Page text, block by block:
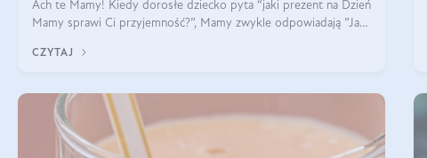
Ach te Mamy! Kiedy dorosłe dziecko pyta “jaki prezent na Dzień
Mamy sprawi Ci przyjemność?”, Mamy zwykle odpowiadają ”Ja
prezent na Dzień Ma
CZYTAJ